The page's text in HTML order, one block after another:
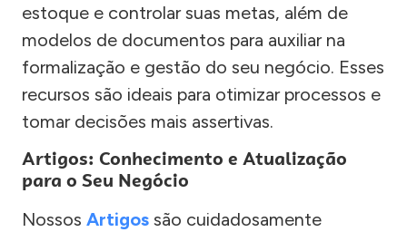
estoque e controlar suas metas, além de
modelos de documentos para auxiliar na
formalização e gestão do seu negócio. Esses
recursos são ideais para otimizar processos e
tomar decisões mais assertivas.
Artigos: Conhecimento e Atualização
para o Seu Negócio
Nossos Artigos são cuidadosamente